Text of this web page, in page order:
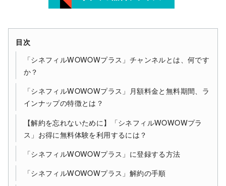
目次
「シネフィルWOWOWプラス」チャンネルとは、何です
か？
「シネフィルWOWOWプラス」月額料金と無料期間、ラ
インナップの特徴とは？
【解約を忘れないために】「シネフィルWOWOWプラ
ス」お得に無料体験を利用するには？
「シネフィルWOWOWプラス」に登録する方法
「シネフィルWOWOWプラス」解約の手順